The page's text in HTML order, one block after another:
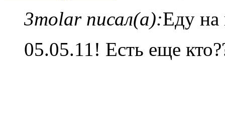
3molar писал(а):Еду на
05.05.11! Есть еще